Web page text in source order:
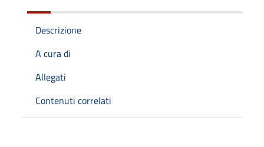
Descrizione
A cura di
Allegati
Contenuti correlati